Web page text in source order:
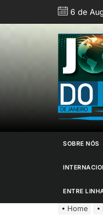
6 de
SOBRE NÓS
ENTRE
Home